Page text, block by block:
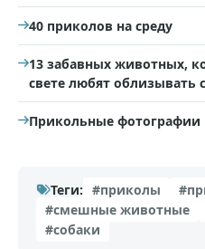
40 приколов на среду
13 забавных животных,
свете любят облизывать
Прикольные фотографии
Теги: #приколы
#смешные животные
#собаки